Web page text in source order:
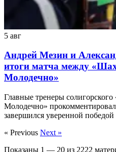
5 авг
Андрей Мезин и
итоги матча между
Молодечно»
Главные тренеры
Молодечно»
завершился уверенной победой
« Previous Next »
Показаны 1 — 20 из 2222